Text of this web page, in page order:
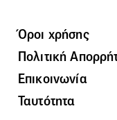
Όροι χρήσης
Πολιτική
Επικοινωνία
Ταυτότητα